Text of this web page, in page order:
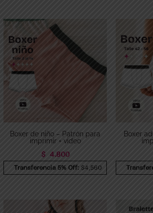
Boxer de niño – Patrón para
imprimir + video
$ 4.800
Transferencia 5% Off: $4,560
Boxer